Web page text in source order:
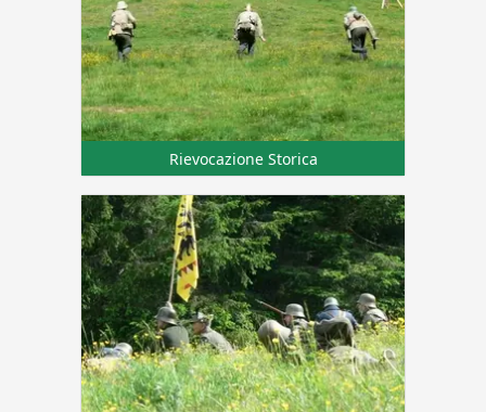
Rievocazione Storica